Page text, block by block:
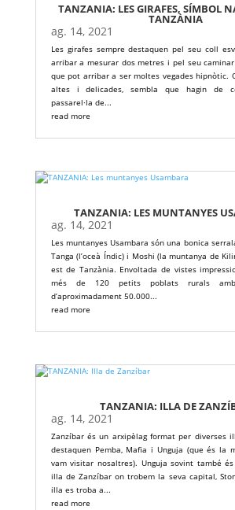
TANZANIA: LES GIRAFES, SÍMBOL
TANZÀNIA
ag. 14, 2021
Les girafes sempre destaquen pel seu coll
arribar a mesurar dos metres i pel seu
que pot arribar a ser moltes vegades hipnòtic.
altes i delicades, sembla que hagin de
passarel·la de...
read more
TANZANIA: LES MUNTANYES
ag. 14, 2021
Les muntanyes Usambara són una bonica
Tanga (l’oceà Índic) i Moshi (la muntanya de
est de Tanzània. Envoltada de vistes
més de 120 petits poblats rurals
d’aproximadament 50.000...
read more
TANZANIA: ILLA DE
ag. 14, 2021
Zanzíbar és un arxipèlag format per diverses
destaquen Pemba, Mafia i Unguja (que és la
vam visitar nosaltres). Unguja sovint també
illa de Zanzíbar on trobem la seva capital,
illa es troba a...
read more